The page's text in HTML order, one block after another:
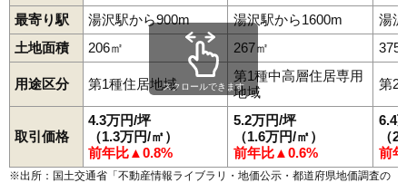
最寄り駅
湯沢駅から900m 湯沢駅から1600m
湯
土地面積
206㎡ 267㎡ 375
用途区分 第1種住居地域
第1種中高層住居専用
地域
第2
取引価格
4.3万円/坪
（1.3万円/㎡）
前年比▲0.8%
5.2万円/坪
（1.6万円/㎡）
前年比▲0.6%
6.4
（
前
スクロールできます
※出所：国土交通省「不動産情報ライブラリ・地価公示・都道府県地価調査の